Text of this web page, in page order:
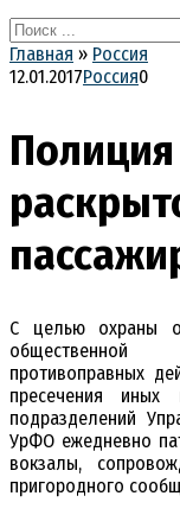
Search
for:
Главная » Россия
12.01.2017Россия0
С целью охраны
общественной
противоправных
пресечения иных
подразделений
УрФО ежедневно
вокзалы,
пригородного